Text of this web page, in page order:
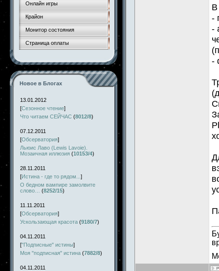
Онлайн игры
Крайон
Монитор состояния
Страница оплаты
Новое в Блогах
13.01.2012
[Сезонное чтение]
Что читаем СЕЙЧАС (8012/8)
07.12.2011
[Обсерватория]
Льюис Лаво (Lewis Lavoie).
Мозаичная иллюзия (10153/4)
28.11.2011
[Истина - где то рядом... ]
О бедном вампире замолвите
слово…
(8252/15)
11.11.2011
[Обсерватория]
Ускользающая красота (9180/7)
04.11.2011
["Подписные" истины]
Моя "подписная" истина (7882/8)
04.11.2011
В
-
-
-